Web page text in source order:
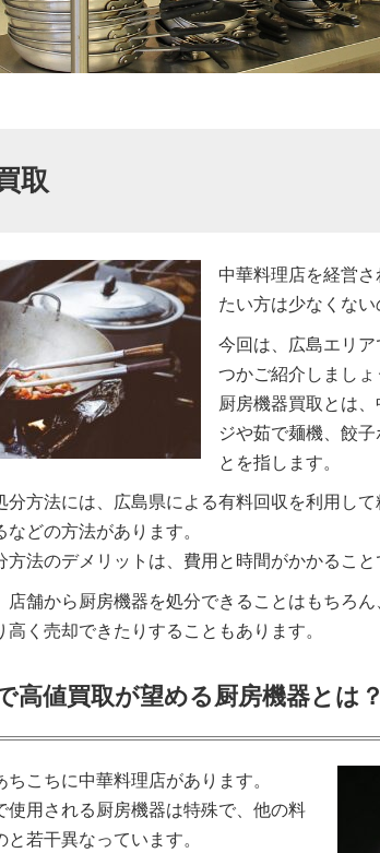
取
中華料理店を経営
たい方は少なくない
今回は、広島エリア
つかご紹介しましょ
厨房機器買取とは
ジや茹で麺機、餃
とを指します。
分方法には、広島県による有料回収を利用し
どの方法があります。
方法のデメリットは、費用と時間がかかること
店舗から厨房機器を処分できることはもちろ
高く売却できたりすることもあります。
高値買取が望める厨房機器とは？
こちに中華料理店があります。
使用される厨房機器は特殊で、他の料
若干異なっています。